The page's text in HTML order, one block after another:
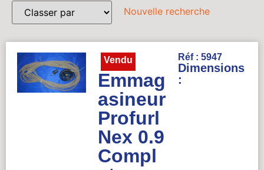
Nouvelle recherche
Vendu
Emmag
asineur
Profurl
Nex 0.9
Compl
Réf : 5947
Dimensions
: